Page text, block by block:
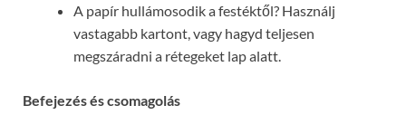
A papír hullámosodik a festéktől? Használj
vastagabb kartont, vagy hagyd teljesen
megszáradni a rétegeket lap alatt.
Befejezés és csomagolás